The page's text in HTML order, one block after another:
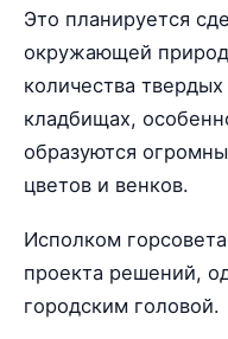
Это планируется
окружающей
количества
кладбищах,
образуются
цветов и венков.
Исполком
проекта решений,
городским головой.